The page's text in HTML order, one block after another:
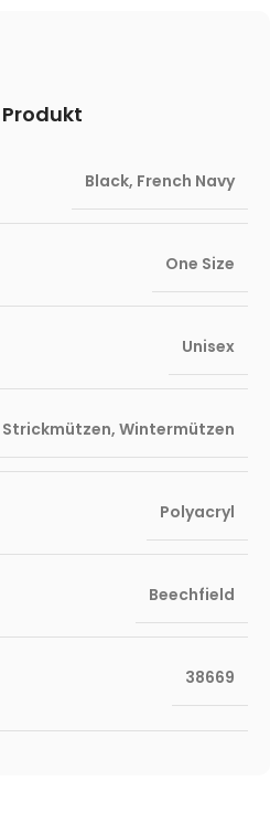
Black, French Navy
One Size
Unisex
Strickmützen, Wintermützen
Polyacryl
Beechfield
38669